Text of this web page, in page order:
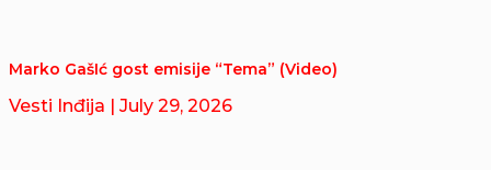
Marko GašIć gost emisije “Tema” (Video)
Vesti Inđija | July 29, 2026